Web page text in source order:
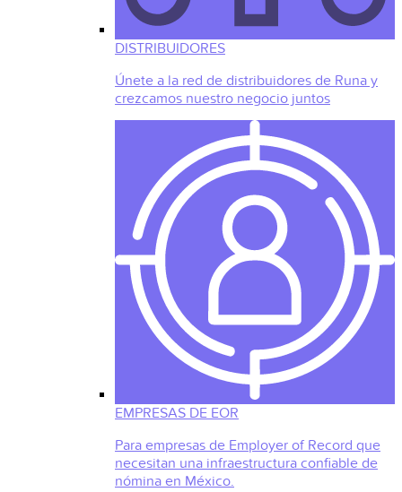
DISTRIBUIDORES
Únete a la red de distribuidores de Runa y
crezcamos nuestro negocio juntos
EMPRESAS DE EOR
Para empresas de Employer of Record que
necesitan una infraestructura confiable de
nómina en México.